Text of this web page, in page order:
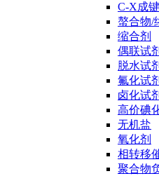
C-X成
螯合物/
缩合剂
偶联试剂
脱水试剂
氟化试剂
卤化试剂
高价碘
无机盐
氧化剂
相转移
聚合物